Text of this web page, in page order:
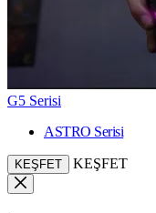
G5 Serisi
ASTRO Serisi
KEŞFET KEŞFET